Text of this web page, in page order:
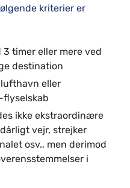
kriterier er
timer eller mere ved
destination
eller
flyselskab
ikke ekstraordinære
vejr, strejker
osv., men derimod
i